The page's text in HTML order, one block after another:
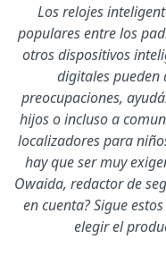
Los relojes
populares entre los
otros dispositivos
digitales pueden
preocupaciones,
hijos o incluso a
localizadores para
hay que ser muy
Owaida, redactor de
en cuenta? Sigue
elegir el